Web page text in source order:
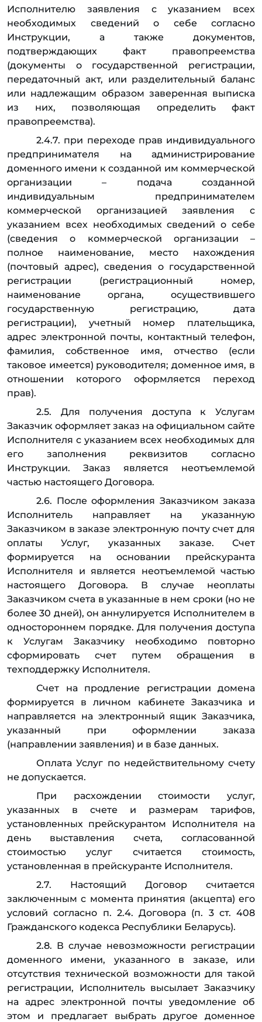
Исполнителю заявления с указанием всех
необходимых сведений о себе согласно
Инструкции, а также документов,
подтверждающих факт правопреемства
(документы о государственной регистрации,
передаточный акт, или разделительный баланс
или надлежащим образом заверенная выписка
из них, позволяющая определить факт
правопреемства).
2.4.7. при переходе прав индивидуального
предпринимателя на администрирование
доменного имени к созданной им коммерческой
организации – подача созданной
индивидуальным предпринимателем
коммерческой организацией заявления с
указанием всех необходимых сведений о себе
(сведения о коммерческой организации –
полное наименование, место нахождения
(почтовый адрес), сведения о государственной
регистрации (регистрационный номер,
наименование органа, осуществившего
государственную регистрацию, дата
регистрации), учетный номер плательщика,
адрес электронной почты, контактный телефон,
фамилия, собственное имя, отчество (если
таковое имеется) руководителя; доменное имя, в
отношении которого оформляется переход
прав).
2.5. Для получения доступа к Услугам
Заказчик оформляет заказ на официальном сайте
Исполнителя с указанием всех необходимых для
его заполнения реквизитов согласно
Инструкции. Заказ является неотъемлемой
частью настоящего Договора.
2.6. После оформления Заказчиком заказа
Исполнитель направляет на указанную
Заказчиком в заказе электронную почту счет для
оплаты Услуг, указанных заказе. Счет
формируется на основании прейскуранта
Исполнителя и является неотъемлемой частью
настоящего Договора. В случае неоплаты
Заказчиком счета в указанные в нем сроки (но не
более 30 дней), он аннулируется Исполнителем в
одностороннем порядке. Для получения доступа
к Услугам Заказчику необходимо повторно
сформировать счет путем обращения в
техподдержку Исполнителя.
Счет на продление регистрации домена
формируется в личном кабинете Заказчика и
направляется на электронный ящик Заказчика,
указанный при оформлении заказа
(направлении заявления) и в базе данных.
Оплата Услуг по недействительному счету
не допускается.
При расхождении стоимости услуг,
указанных в счете и размерам тарифов,
установленных прейскурантом Исполнителя на
день выставления счета, согласованной
стоимостью услуг считается стоимость,
установленная в прейскуранте Исполнителя.
2.7. Настоящий Договор считается
заключенным с момента принятия (акцепта) его
условий согласно п. 2.4. Договора (п. 3 ст. 408
Гражданского кодекса Республики Беларусь).
2.8. В случае невозможности регистрации
доменного имени, указанного в заказе, или
отсутствия технической возможности для такой
регистрации, Исполнитель высылает Заказчику
на адрес электронной почты уведомление об
этом и предлагает выбрать другое доменное